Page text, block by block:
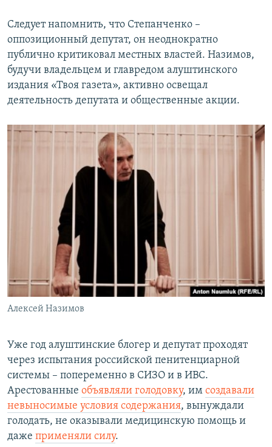
Следует напомнить, что Степанченко –
оппозиционный депутат, он неоднократно
публично критиковал местных властей. Назимов,
будучи владельцем и главредом алуштинского
издания «Твоя газета», активно освещал
деятельность депутата и общественные акции.
Алексей Назимов
Уже год алуштинские блогер и депутат проходят
через испытания российской пенитенциарной
системы – попеременно в СИЗО и в ИВС.
Арестованные объявляли голодовку, им создавали
невыносимые условия содержания, вынуждали
голодать, не оказывали медицинскую помощь и
даже применяли силу.